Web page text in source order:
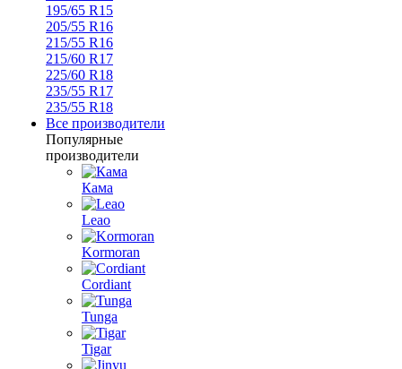
195/65 R15
205/55 R16
215/55 R16
215/60 R17
225/60 R18
235/55 R17
235/55 R18
Все производители
Популярные
производители
Кама
Leao
Kormoran
Cordiant
Tunga
Tigar